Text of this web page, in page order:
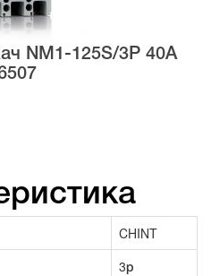
NM1-125S/3Р 40А
CHINT
3р